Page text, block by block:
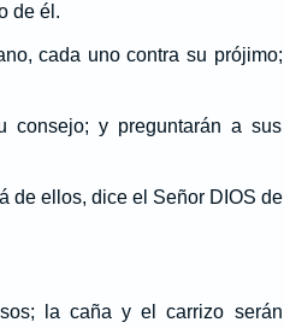
de él.
cada uno contra su prójimo;
consejo; y preguntarán a sus
de ellos, dice el Señor DIOS de
la caña y el carrizo serán